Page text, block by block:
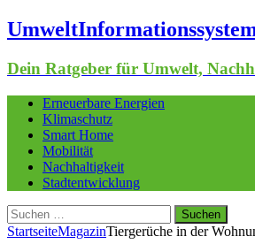
Dein Ratgeber für Umwelt,
Erneuerbare Energien
Klimaschutz
Smart Home
Mobilität
Nachhaltigkeit
Stadtentwicklung
Suchen
nach:
StartseiteMagazinTiergerüche in der